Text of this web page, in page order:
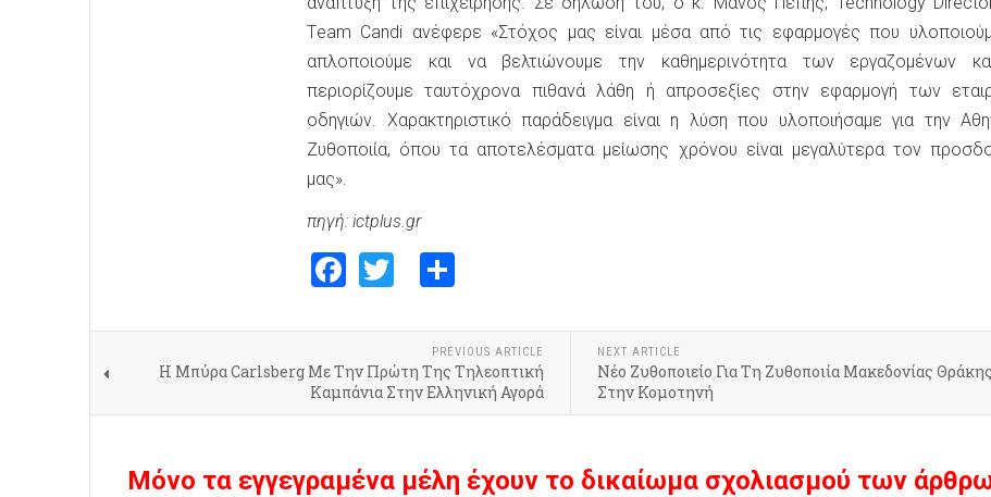
Τeam Candi ανέφερε «Στόχος μας είναι μέσα από τις εφαρμογές που
απλοποιούμε και να βελτιώνουμε την καθημερινότητα των εργαζομένων
περιορίζουμε ταυτόχρονα πιθανά λάθη ή απροσεξίες στην εφαρμογή των
οδηγιών. Χαρακτηριστικό παράδειγμα είναι η λύση που υλοποιήσαμε για την
Ζυθοποιία, όπου τα αποτελέσματα μείωσης χρόνου είναι μεγαλύτερα τον
μας».
πηγή: ictplus.gr
Facebook
Twitter
PREVIOUS ARTICLE
Η Μπύρα Carlsberg Με Την Πρώτη Της Τηλεοπτική
Καμπάνια Στην Ελληνική Αγορά
NEXT ARTICLE
Νέο Ζυθοποιείο Για Τη Ζυθοποιία Μακεδονίας Θράκης
Στην Κομοτηνή
Μόνο τα εγγεγραμένα μέλη έχουν το δικαίωμα σχολιασμού των